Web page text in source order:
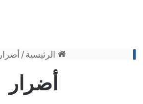
الرئيسية/ أضرار
أضرار